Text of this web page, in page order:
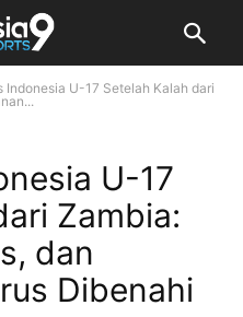
Indonesia U-17 Setelah Kalah dari
U-17
Zambia:
dan
Dibenahi